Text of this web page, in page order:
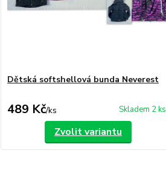
Dětská softshellová bunda Neverest
489 Kč/ks Skladem 2 ks
Zvolit variantu